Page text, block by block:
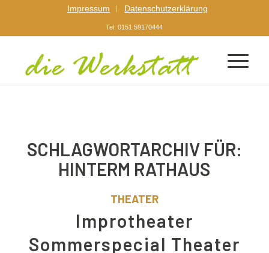
Impressum Datenschutzerklärung
Tel: 0151 59170444
SCHLAGWORTARCHIV FÜR:
HINTERM RATHAUS
THEATER
Improtheater
Sommerspecial Theater